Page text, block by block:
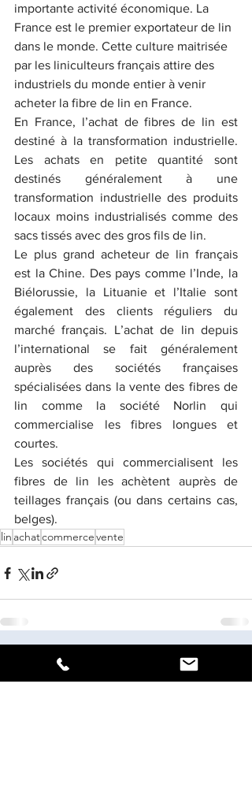
importante activité économique. La
France est le premier exportateur de lin
dans le monde. Cette culture maitrisée
par les liniculteurs français attire des
industriels du monde entier à venir
acheter la fibre de lin en France.
En France, l’achat de fibres de lin est
destiné à la transformation industrielle.
Les achats en petite quantité sont
destinés généralement à une
transformation industrielle des produits
locaux moins industrialisés comme des
sacs tissés avec des gros fils de lin.
Le plus grand acheteur de lin français
est la Chine. Des pays comme l’Inde, la
Biélorussie, la Lituanie et l’Italie sont
également des clients réguliers du
marché français. L’achat de lin depuis
l’international se fait généralement
auprès des sociétés françaises
spécialisées dans la vente des fibres de
lin comme la société Norlin qui
commercialise les fibres longues et
courtes.
Les sociétés qui commercialisent les
fibres de lin les achètent auprès de
teillages français (ou dans certains cas,
belges).
lin achatcommercevente
Posts récents